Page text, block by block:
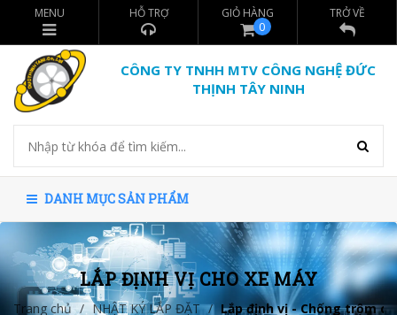
MENU HỖ TRỢ GIỎ HÀNG
0
TRỞ VỀ
CÔNG TY TNHH MTV CÔNG NGHỆ ĐỨC
THỊNH TÂY NINH
DANH MỤC SẢN PHẨM
LẮP ĐỊNH VỊ CHO XE MÁY
Trang chủ / NHẬT KÝ LẮP ĐẶT / Lắp định vị - Chống trộm